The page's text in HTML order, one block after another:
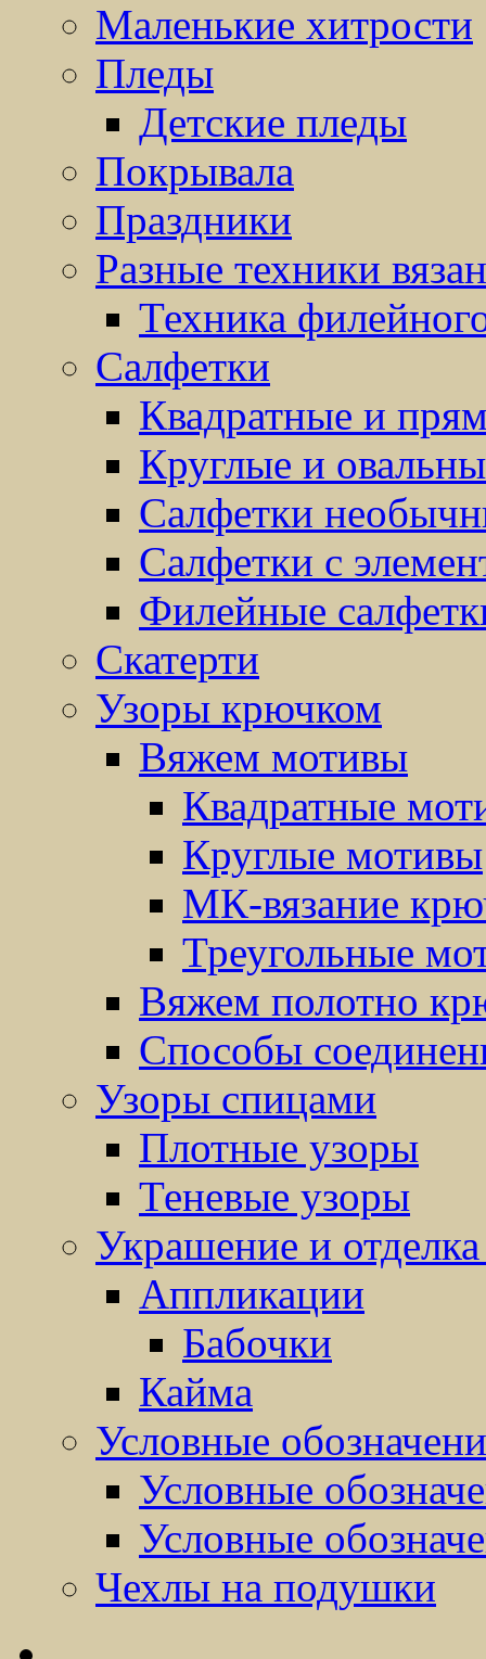
Маленькие хитрости
Пледы
Детские пледы
Покрывала
Праздники
Разные техники
Техника
Салфетки
Квадратные и
Круглые и
Салфетки
Салфетки с
Филейные
Скатерти
Узоры крючком
Вяжем мотивы
Квадратные
Круглые мотивы
МК-вязание
Треугольные
Вяжем полотно
Способы
Узоры спицами
Плотные узоры
Теневые узоры
Украшение и
Аппликации
Бабочки
Кайма
Условные
Условные
Условные
Чехлы на подушки